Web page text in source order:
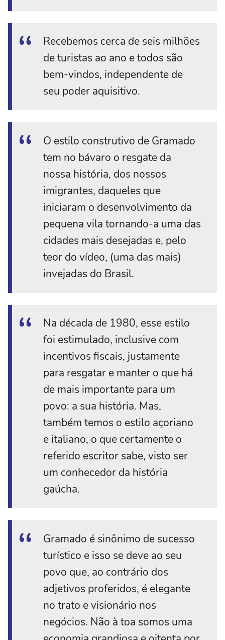
Recebemos cerca de seis milhões
de turistas ao ano e todos são
bem-vindos, independente de
seu poder aquisitivo.
O estilo construtivo de Gramado
tem no bávaro o resgate da
nossa história, dos nossos
imigrantes, daqueles que
iniciaram o desenvolvimento da
pequena vila tornando-a uma das
cidades mais desejadas e, pelo
teor do vídeo, (uma das mais)
invejadas do Brasil.
Na década de 1980, esse estilo
foi estimulado, inclusive com
incentivos fiscais, justamente
para resgatar e manter o que há
de mais importante para um
povo: a sua história. Mas,
também temos o estilo açoriano
e italiano, o que certamente o
referido escritor sabe, visto ser
um conhecedor da história
gaúcha.
Gramado é sinônimo de sucesso
turístico e isso se deve ao seu
povo que, ao contrário dos
adjetivos proferidos, é elegante
no trato e visionário nos
negócios. Não à toa somos uma